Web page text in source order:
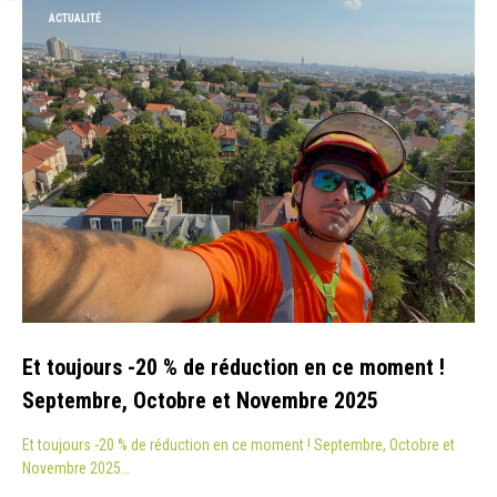
ACTUALITÉ
Et toujours -20 % de réduction en ce moment !
Septembre, Octobre et Novembre 2025
Et toujours -20 % de réduction en ce moment ! Septembre, Octobre et
Novembre 2025…